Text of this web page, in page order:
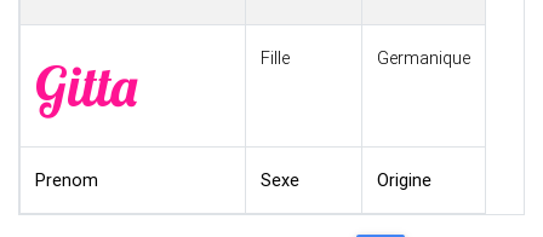
Gitta Fille Germanique
Prenom Sexe Origine